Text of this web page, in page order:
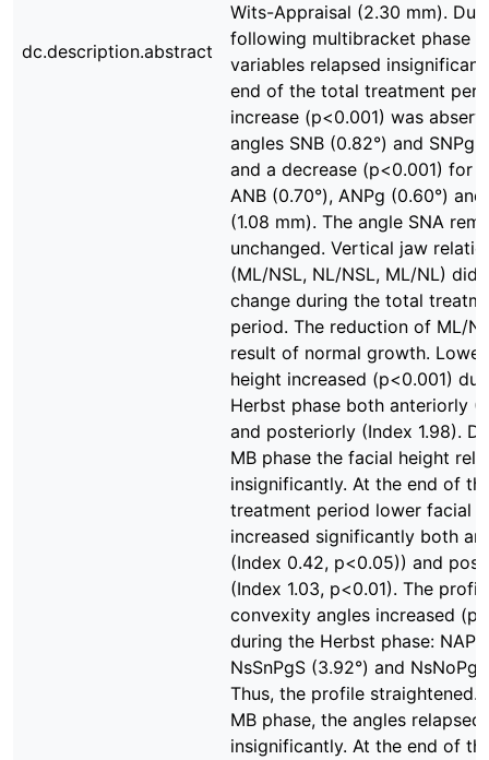
dc.description.abstract
Wits-Appraisal (2.30 mm).
following multibracket phase
variables relapsed
end of the total treatment
increase (p<0.001) was
angles SNB (0.82°) and SNPg
and a decrease (p<0.001) for
ANB (0.70°), ANPg (0.60°)
(1.08 mm). The angle SNA
unchanged. Vertical jaw
(ML/NSL, NL/NSL, ML/NL) did
change during the total
period. The reduction of ML/
result of normal growth.
height increased (p<0.001)
Herbst phase both anteriorly
and posteriorly (Index 1.98).
MB phase the facial height
insignificantly. At the end of
treatment period lower facial
increased significantly both
(Index 0.42, p<0.05)) and
(Index 1.03, p<0.01). The
convexity angles increased
during the Herbst phase: NAPg
NsSnPgS (3.92°) and
Thus, the profile straightened.
MB phase, the angles relapsed
insignificantly. At the end of